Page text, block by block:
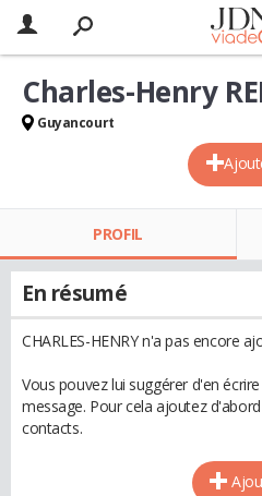
Charles-Henry
Guyancourt
PROFIL
En résumé
CHARLES-HENRY n'a pas encore
Vous pouvez lui suggérer d'en
message. Pour cela ajoutez d'abord
contacts.